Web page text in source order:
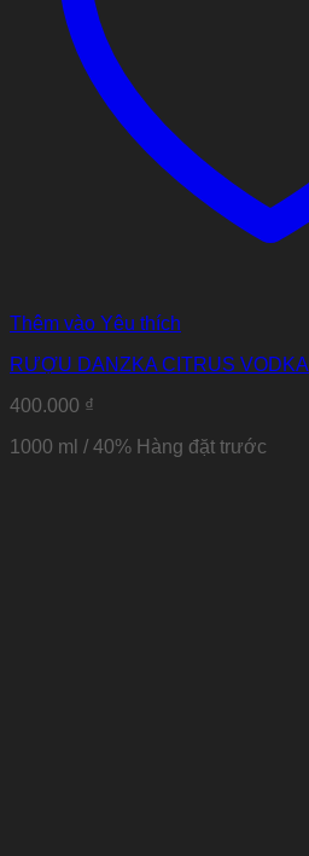
Thêm vào Yêu thích
RƯỢU DANZKA CITRUS VODKA
400.000 ₫
1000 ml / 40% Hàng đặt trước